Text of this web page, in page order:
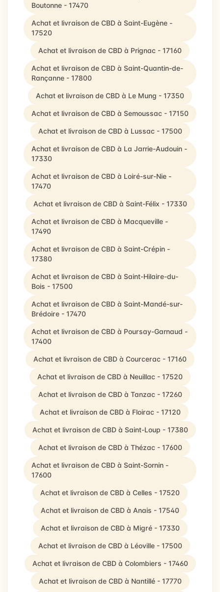
Boutonne - 17470
Achat et livraison de CBD à Saint-Eugène -
17520
Achat et livraison de CBD à Prignac - 17160
Achat et livraison de CBD à Saint-Quantin-de-
Rançanne - 17800
Achat et livraison de CBD à Le Mung - 17350
Achat et livraison de CBD à Semoussac - 17150
Achat et livraison de CBD à Lussac - 17500
Achat et livraison de CBD à La Jarrie-Audouin -
17330
Achat et livraison de CBD à Loiré-sur-Nie -
17470
Achat et livraison de CBD à Saint-Félix - 17330
Achat et livraison de CBD à Macqueville -
17490
Achat et livraison de CBD à Saint-Crépin -
17380
Achat et livraison de CBD à Saint-Hilaire-du-
Bois - 17500
Achat et livraison de CBD à Saint-Mandé-sur-
Brédoire - 17470
Achat et livraison de CBD à Poursay-Garnaud -
17400
Achat et livraison de CBD à Courcerac - 17160
Achat et livraison de CBD à Neuillac - 17520
Achat et livraison de CBD à Tanzac - 17260
Achat et livraison de CBD à Floirac - 17120
Achat et livraison de CBD à Saint-Loup - 17380
Achat et livraison de CBD à Thézac - 17600
Achat et livraison de CBD à Saint-Sornin -
17600
Achat et livraison de CBD à Celles - 17520
Achat et livraison de CBD à Anais - 17540
Achat et livraison de CBD à Migré - 17330
Achat et livraison de CBD à Léoville - 17500
Achat et livraison de CBD à Colombiers - 17460
Achat et livraison de CBD à Nantillé - 17770